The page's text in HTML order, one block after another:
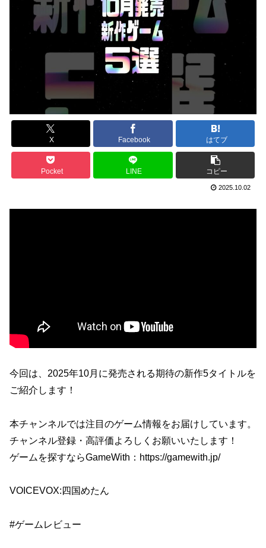
X Facebook はてブ
Pocket LINE コピー
2025.10.02
今回は、2025年10月に発売される期待の新作5タイトルを
ご紹介します！
本チャンネルでは注目のゲーム情報をお届けしています。
チャンネル登録・高評価よろしくお願いいたします！
ゲームを探すならGameWith：https://gamewith.jp/
VOICEVOX:四国めたん
#ゲームレビュー